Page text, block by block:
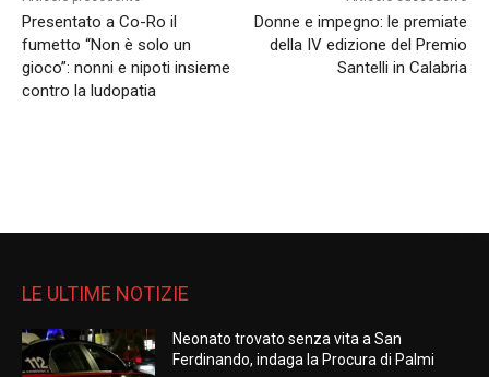
Presentato a Co-Ro il
fumetto “Non è solo un
gioco”: nonni e nipoti insieme
contro la ludopatia
Donne e impegno: le premiate
della IV edizione del Premio
Santelli in Calabria
LE ULTIME NOTIZIE
Neonato trovato senza vita a San
Ferdinando, indaga la Procura di Palmi